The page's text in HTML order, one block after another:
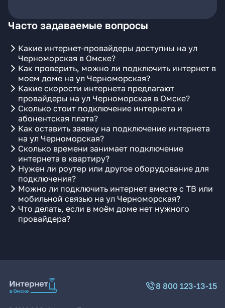
Часто задаваемые вопросы
Какие интернет-провайдеры доступны на ул
Черноморская в Омске?
Как проверить, можно ли подключить интернет в
моем доме на ул Черноморская?
Какие скорости интернета предлагают
провайдеры на ул Черноморская в Омске?
Сколько стоит подключение интернета и
абонентская плата?
Как оставить заявку на подключение интернета
на ул Черноморская?
Сколько времени занимает подключение
интернета в квартиру?
Нужен ли роутер или другое оборудование для
подключения?
Можно ли подключить интернет вместе с ТВ или
мобильной связью на ул Черноморская?
Что делать, если в моём доме нет нужного
провайдера?
8 800 123-13-15